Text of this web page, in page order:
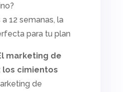
12 semanas, la
para tu plan
marketing de
los cimientos
de